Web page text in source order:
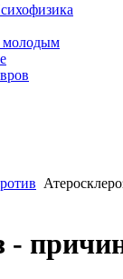
молодым
-